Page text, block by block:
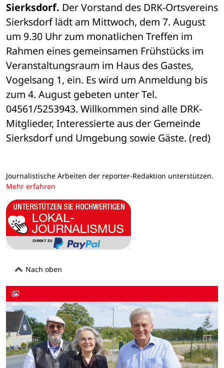
Sierksdorf. Der Vorstand des DRK-Ortsvereins
Sierksdorf lädt am Mittwoch, dem 7. August
um 9.30 Uhr zum monatlichen Treffen im
Rahmen eines gemeinsamen Frühstücks im
Veranstaltungsraum im Haus des Gastes,
Vogelsang 1, ein. Es wird um Anmeldung bis
zum 4. August gebeten unter Tel.
04561/5253943. Willkommen sind alle DRK-
Mitglieder, Interessierte aus der Gemeinde
Sierksdorf und Umgebung sowie Gäste. (red)
Journalistische Arbeiten der reporter-Redaktion unterstützen.
Mehr erfahren
Nach oben